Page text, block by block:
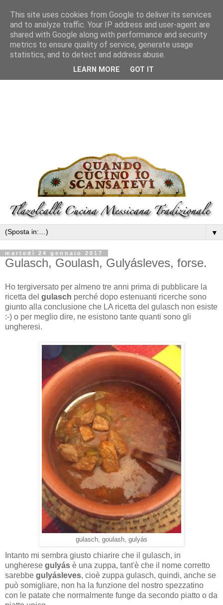
▼
martedì 24 gennaio 2017
Gulasch, Goulash, Gulyásleves, forse.
Ho tergiversato per almeno tre anni prima di pubblicare la
ricetta del gulasch perché dopo estenuanti ricerche sono
giunto alla conclusione che LA ricetta del gulasch non esiste
:-) o per meglio dire, ne esistono tante quanti sono gli
ungheresi.
gulasch, goulash, gulyás
Intanto mi sembra giusto chiarire che il gulasch, in
ungherese gulyás è una zuppa, tant'è che il nome corretto
sarebbe gulyásleves, cioè zuppa gulasch, quindi, anche se
può somigliare, non ha la funzione del nostro spezzatino
con le patate che normalmente funge da secondo piatto o da
This site uses cookies from Google to deliver its services
and to analyze traffic. Your IP address and user-agent are
shared with Google along with performance and security
metrics to ensure quality of service, generate usage
statistics, and to detect and address abuse.
LEARN MORE GOT IT